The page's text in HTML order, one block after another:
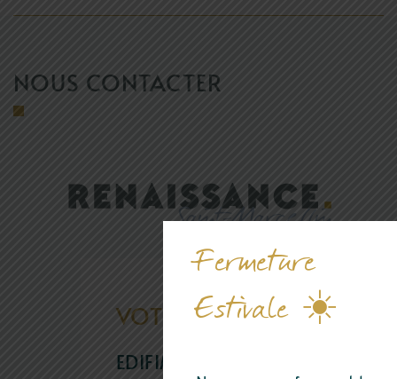
NOUS CONTACTER
VOTRE AGENCE
EDIFIM GRENOBLE
Fermeture
Estivale ☀️